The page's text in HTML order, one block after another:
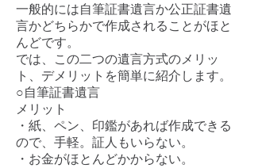
一般的には自筆証書遺言か公正証書遺
言かどちらかで作成されることがほと
んどです。
では、この二つの遺言方式のメリッ
ト、デメリットを簡単に紹介します。
○自筆証書遺言
メリット
・紙、ペン、印鑑があれば作成できる
ので、手軽。証人もいらない。
・お金がほとんどかからない。​